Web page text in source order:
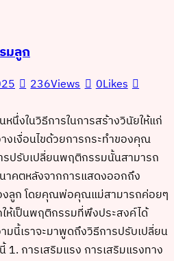
มลูก
236Views 0Likes
นึ่งในวิธีการในการสร้างวินัยให้แก่
งเงื่อนไขด้วยการกระทำของคุณ
รปรับเปลี่ยนพฤติกรรมนั้นสามารถ
าคตหลังจากการแสดงออกถึง
ลูก โดยคุณพ่อคุณแม่สามารถค่อยๆ
ห้เป็นพฤติกรรมที่พึงประสงค์ได้
มนี้เราจะมาพูดถึงวิธีการปรับเปลี่ยน
การเสริมแรง การเสริมแรงทาง